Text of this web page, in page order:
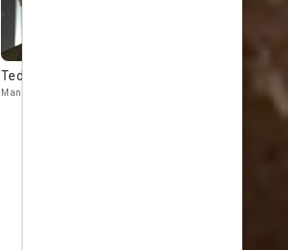
Ted Raimi
Man on the Street